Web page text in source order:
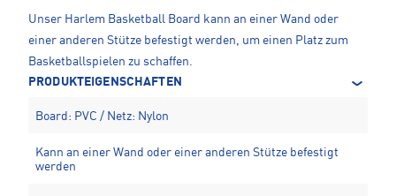
Unser Harlem Basketball Board kann an einer Wand oder
einer anderen Stütze befestigt werden, um einen Platz zum
Basketballspielen zu schaffen.
PRODUKTEIGENSCHAFTEN
Board: PVC / Netz: Nylon
Kann an einer Wand oder einer anderen Stütze befestigt
werden